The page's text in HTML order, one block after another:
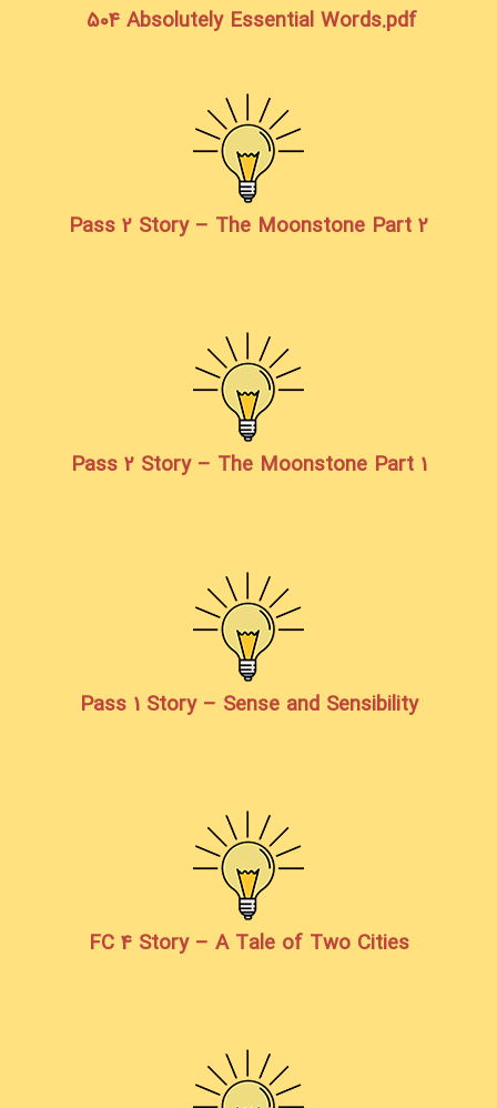
504 Absolutely Essential Words.pdf
Pass 2 Story – The Moonstone Part 2
Pass 2 Story – The Moonstone Part 1
Pass 1 Story – Sense and Sensibility
FC 4 Story – A Tale of Two Cities